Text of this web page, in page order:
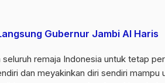
Gubernur Jambi Al Haris
remaja Indonesia untuk tetap
dan meyakinkan diri sendiri mampu